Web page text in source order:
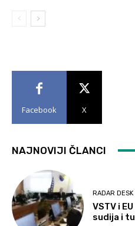
Facebook X
NAJNOVIJI ČLANCI
RADAR DESK
VSTV i
sudija i